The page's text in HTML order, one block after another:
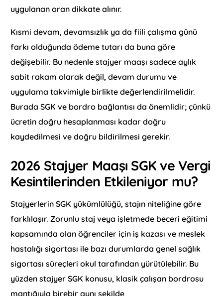
uygulanan oran dikkate alınır.
Kısmi devam, devamsızlık ya da fiili çalışma günü
farkı olduğunda ödeme tutarı da buna göre
değişebilir. Bu nedenle stajyer maaşı sadece aylık
sabit rakam olarak değil, devam durumu ve
uygulama takvimiyle birlikte değerlendirilmelidir.
Burada SGK ve bordro bağlantısı da önemlidir; çünkü
ücretin doğru hesaplanması kadar doğru
kaydedilmesi ve doğru bildirilmesi gerekir.
2026 Stajyer Maaşı SGK ve Vergi
Kesintilerinden Etkileniyor mu?
Stajyerlerin SGK yükümlülüğü, stajın niteliğine göre
farklılaşır. Zorunlu staj veya işletmede beceri eğitimi
kapsamında olan öğrenciler için iş kazası ve meslek
hastalığı sigortası ile bazı durumlarda genel sağlık
sigortası süreçleri okul tarafından yürütülebilir. Bu
yüzden stajyer SGK konusu, klasik çalışan bordrosu
mantığıyla birebir aynı şekilde